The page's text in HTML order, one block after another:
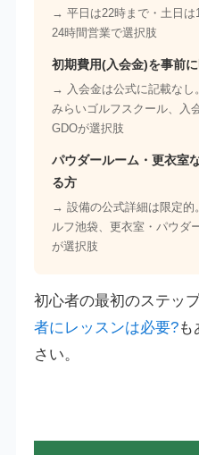
→ 平日は22時まで・土日は
24時間営業で選択肢
初期費用(入会金)を事前
→ 入会金は公式に記載なし
みらいゴルフスクール、入
GDOが選択肢
パウダールーム・更衣室
る方
→ 設備の公式詳細は限定的
ルフ池袋、更衣室・パウダ
が選択肢
初心者の最初のステッ
者にレッスンは必要?も
さい。